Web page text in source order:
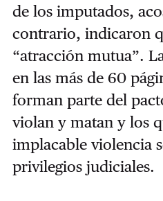
de los imputados,
contrario, indicaron
“atracción mutua”.
en las más de 60
forman parte del
violan y matan y los
implacable violencia
privilegios judiciales.